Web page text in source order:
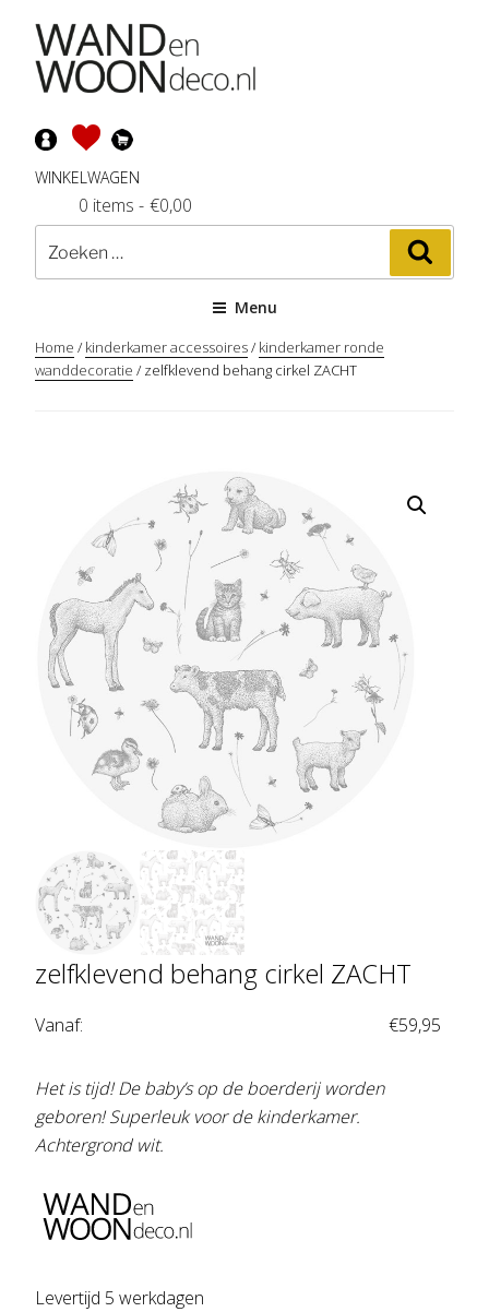
inhoud
WINKELWAGEN
- €0,00
0 items
Zoeken
naar:
Menu
Home / kinderkamer accessoires/ kinderkamer ronde
wanddecoratie / zelfklevend behang cirkel ZACHT
zelfklevend behang cirkel ZACHT
Vanaf: €59,95
Het is tijd! De baby’s op de boerderij worden
geboren! Superleuk voor de kinderkamer.
Achtergrond wit.
Levertijd 5 werkdagen